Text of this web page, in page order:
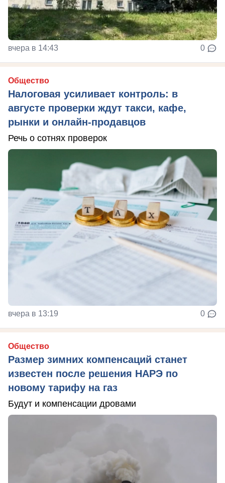
вчера в 14:43 0
Общество
Налоговая усиливает контроль: в
августе проверки ждут такси, кафе,
рынки и онлайн-продавцов
Речь о сотнях проверок
вчера в 13:19 0
Общество
Размер зимних компенсаций станет
известен после решения НАРЭ по
новому тарифу на газ
Будут и компенсации дровами